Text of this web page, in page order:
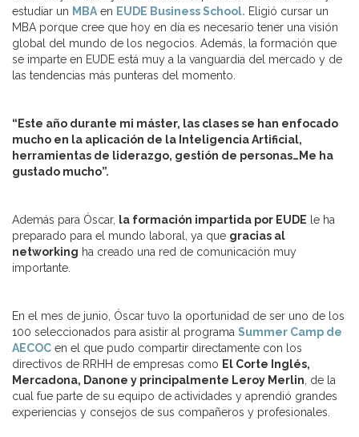
estudiar un MBA en EUDE Business School. Eligió cursar un
MBA porque cree que hoy en día es necesario tener una visión
global del mundo de los negocios. Además, la formación que
se imparte en EUDE está muy a la vanguardia del mercado y de
las tendencias más punteras del momento.
“Este año durante mi máster, las clases se han enfocado
mucho en la aplicación de la Inteligencia Artificial,
herramientas de liderazgo, gestión de personas…Me ha
gustado mucho”.
Además para Óscar, la formación impartida por EUDE le ha
preparado para el mundo laboral, ya que gracias al
networking ha creado una red de comunicación muy
importante.
En el mes de junio, Óscar tuvo la oportunidad de ser uno de los
100 seleccionados para asistir al programa Summer Camp de
AECOC en el que pudo compartir directamente con los
directivos de RRHH de empresas como El Corte Inglés,
Mercadona, Danone y principalmente Leroy Merlin , de la
cual fue parte de su equipo de actividades y aprendió grandes
experiencias y consejos de sus compañeros y profesionales.